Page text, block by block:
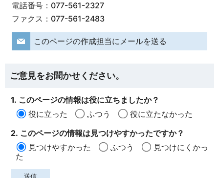
電話番号：077-561-2327
ファクス：077-561-2483
このページの作成担当にメールを送る
ご意見をお聞かせください。
1. このページの情報は役に立ちましたか？
役に立った
ふつう
役に立たなかった
2. このページの情報は見つけやすかったですか？
見つけやすかった
ふつう
見つけにくかっ
た